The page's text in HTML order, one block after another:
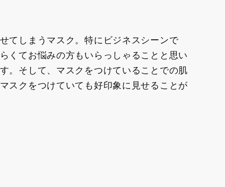
てしまうマスク。特にビジネスシーンで
くてお悩みの方もいらっしゃることと思い
。そして、マスクをつけていることでの肌
スクをつけていても好印象に見せることが